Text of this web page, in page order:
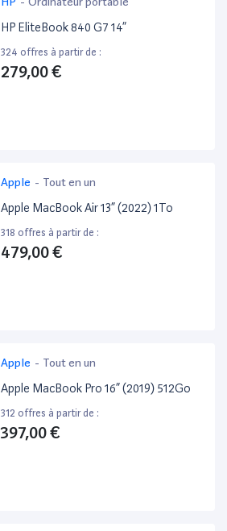
HP EliteBook 840 G7 14”
324 offres à partir de :
279,00 €
Apple - Tout en un
Apple MacBook Air 13” (2022) 1To
318 offres à partir de :
479,00 €
Apple - Tout en un
Apple MacBook Pro 16” (2019) 512Go
312 offres à partir de :
397,00 €